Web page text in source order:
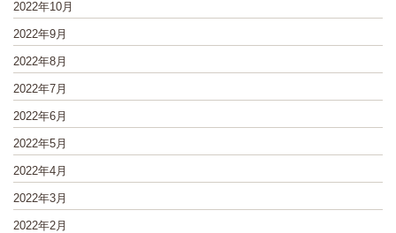
2022年10月
2022年9月
2022年8月
2022年7月
2022年6月
2022年5月
2022年4月
2022年3月
2022年2月